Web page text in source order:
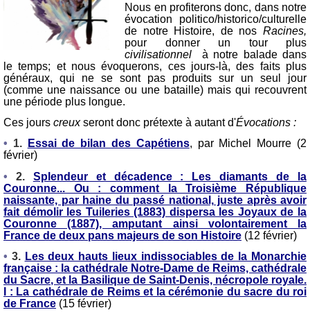
Nous en profiterons donc, dans notre
évocation politico/historico/culturelle
de notre Histoire, de nos Racines,
pour donner un tour plus
civilisationnel
à notre balade dans
le temps; et nous évoquerons, ces jours-là, des faits plus
généraux, qui ne se sont pas produits sur un seul jour
(comme une naissance ou une bataille) mais qui recouvrent
une période plus longue.
Ces jours creuxseront donc prétexte à autant d'Évocations :
• 1. Essai de bilan des Capétiens, par Michel Mourre (2
février)
•
2.
Splendeur et décadence : Les diamants de la
Couronne... Ou : comment la Troisième République
naissante, par haine du passé national, juste après avoir
fait démolir les Tuileries (1883) dispersa les Joyaux de la
Couronne (1887), amputant ainsi volontairement la
France de deux pans majeurs de son Histoire (12 février)
• 3. Les deux hauts lieux indissociables de la Monarchie
française : la cathédrale Notre-Dame de Reims, cathédrale
du Sacre, et la Basilique de Saint-Denis, nécropole royale.
I : La cathédrale de Reims et la cérémonie du sacre du roi
de France (15 février)